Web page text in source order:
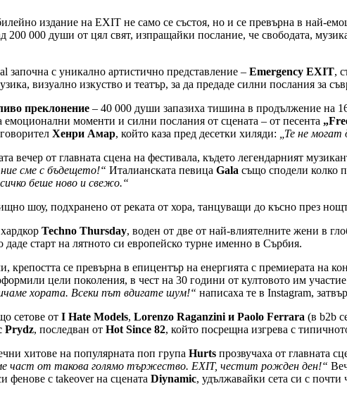
издание на EXIT не само се състоя, но и се превърна в най-
200 000 души от цял свят, изпращайки послание, че свободата,
с уникално артистично представление – Emergency EXIT,
визуално изкуство и театър, за да предаде силни послания за
преклонение – 40 000 души запазиха тишина в продължение на
моменти и силни послания от сцената – от песента
Хенри Амар, който каза пред десетки хиляди:
„Те не
вечер от главната сцена на фестивала, където легендарният
сме с бъдещето!“ Италианската певица Gala също сподели колко
беше ново и свежо.“
шоу, подхранено от реката от хора, танцуващи до късно през
Techno Thursday, воден от две от най-влиятелните жени в
даде старт на лятното си европейско турне именно в Сърбия.
крепостта се превърна в епицентър на енергията с премиерата на
цели поколения, в чест на 30 години от култовото им
хората. Всеки път вдигате шум!“ написаха те в Instagram,
сетове от I Hate Models, Lorenzo Raganzini и Paolo Ferrara (в b2b
Prydz, последван от Hot Since 82, който посрещна изгрева с
хитове на популярната поп група Hurts прозвучаха от главната
част от такова голямо тържество. EXIT, честит рожден ден!“
фенове с takeover на сцената Diynamic, удължавайки сета си с